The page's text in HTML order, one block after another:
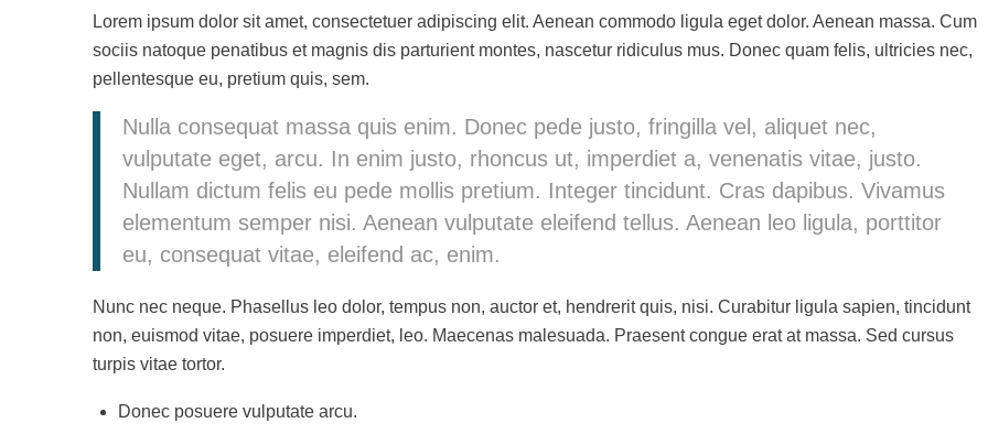
Lorem ipsum dolor sit amet, consectetuer adipiscing elit. Aenean commodo ligula eget dolor. Aenean massa. Cum
sociis natoque penatibus et magnis dis parturient montes, nascetur ridiculus mus. Donec quam felis, ultricies nec,
pellentesque eu, pretium quis, sem.
Nulla consequat massa quis enim. Donec pede justo, fringilla vel, aliquet nec,
vulputate eget, arcu. In enim justo, rhoncus ut, imperdiet a, venenatis vitae, justo.
Nullam dictum felis eu pede mollis pretium. Integer tincidunt. Cras dapibus. Vivamus
elementum semper nisi. Aenean vulputate eleifend tellus. Aenean leo ligula, porttitor
eu, consequat vitae, eleifend ac, enim.
Nunc nec neque. Phasellus leo dolor, tempus non, auctor et, hendrerit quis, nisi. Curabitur ligula sapien, tincidunt
non, euismod vitae, posuere imperdiet, leo. Maecenas malesuada. Praesent congue erat at massa. Sed cursus
turpis vitae tortor.
Donec posuere vulputate arcu.